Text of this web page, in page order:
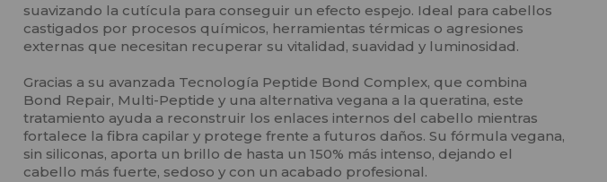
suavizando la cutícula para conseguir un efecto espejo. Ideal para cabellos
castigados por procesos químicos, herramientas térmicas o agresiones
externas que necesitan recuperar su vitalidad, suavidad y luminosidad.
Gracias a su avanzada Tecnología Peptide Bond Complex, que combina
Bond Repair, Multi-Peptide y una alternativa vegana a la queratina, este
tratamiento ayuda a reconstruir los enlaces internos del cabello mientras
fortalece la fibra capilar y protege frente a futuros daños. Su fórmula vegana,
sin siliconas, aporta un brillo de hasta un 150% más intenso, dejando el
cabello más fuerte, sedoso y con un acabado profesional.